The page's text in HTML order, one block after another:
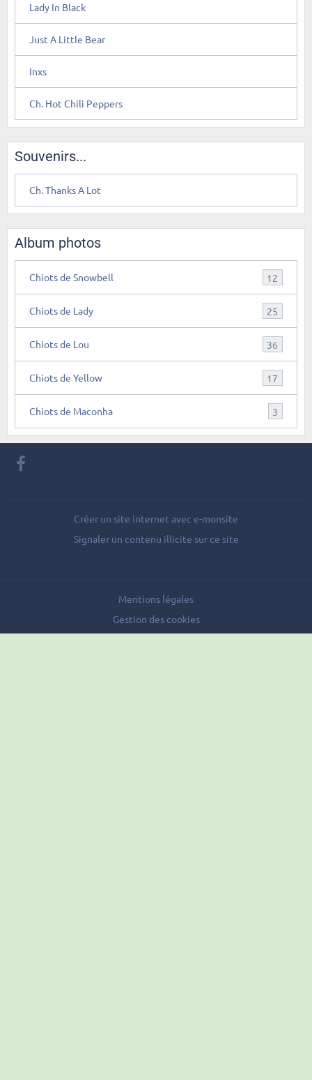
Lady In Black
Just A Little Bear
Inxs
Ch. Hot Chili Peppers
Souvenirs...
Ch. Thanks A Lot
Album photos
Chiots de Snowbell 12
Chiots de Lady 25
Chiots de Lou 36
Chiots de Yellow 17
Chiots de Maconha 3
Créer un site internet avec e-monsite
Signaler un contenu illicite sur ce site
Mentions légales
Gestion des cookies